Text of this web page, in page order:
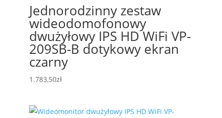
Jednorodzinny zestaw
wideodomofonowy
dwużyłowy IPS HD WiFi VP-
209SB-B dotykowy ekran
czarny
1.783,50zł